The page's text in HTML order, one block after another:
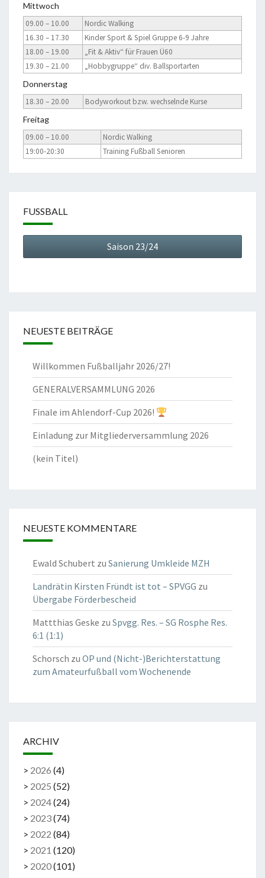
Mittwoch
09.00 – 10.00
Nordic Walking
16.30 – 17.30
Kinder Sport & Spiel Gruppe 6-9 Jahre
18.00 – 19.00
„Fit & Aktiv“ für Frauen Ü60
19.30 – 21.00
„Hobbygruppe“ div. Ballsportarten
Donnerstag
18.30 – 20.00
Bodyworkout bzw. wechselnde Kurse
Freitag
09.00 – 10.00
Nordic Walking
19:00-20:30
Training Fußball Senioren
FUSSBALL
Saison 23/24
NEUESTE BEITRÄGE
Willkommen Fußballjahr 2026/27!
GENERALVERSAMMLUNG 2026
Finale im Ahlendorf-Cup 2026!
Einladung zur Mitgliederversammlung 2026
(kein Titel)
NEUESTE KOMMENTARE
Ewald Schubert zu Sanierung Umkleide MZH
Landrätin Kirsten Fründt ist tot – SPVGG zu
Übergabe Förderbescheid
Mattthias Geske zu Spvgg. Res. – SG Rosphe Res.
6:1 (1:1)
Schorsch zu OP und (Nicht-)Berichterstattung
zum Amateurfußball vom Wochenende
ARCHIV
> 2026 (4)
> 2025 (52)
> 2024(24)
> 2023(74)
> 2022 (84)
> 2021 (120)
> 2020(101)